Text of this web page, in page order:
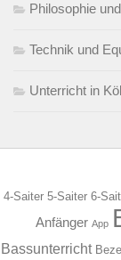
Philosophie
Technik und
Unterricht in
4-Saiter 5-Saiter 6-
Anfänger App
Bassunterricht